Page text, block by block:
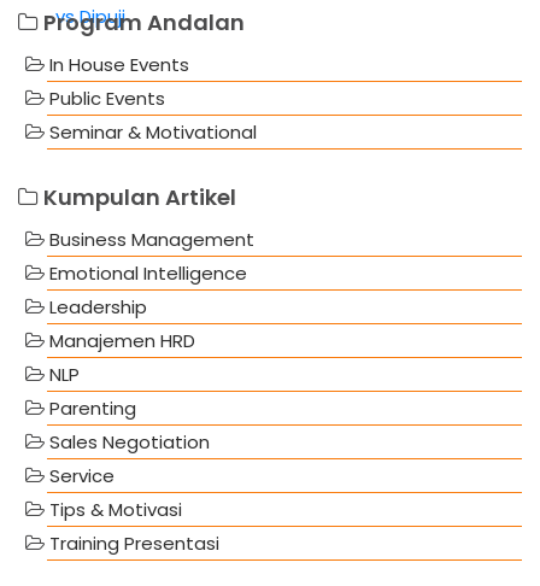
Program Andalan
In House Events
Public Events
Seminar & Motivational
Kumpulan Artikel
Business Management
Emotional Intelligence
Leadership
Manajemen HRD
NLP
Parenting
Sales Negotiation
Service
Tips & Motivasi
Training Presentasi